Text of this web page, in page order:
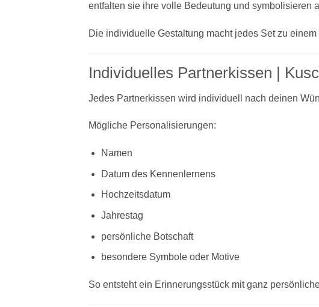
entfalten sie ihre volle Bedeutung und symbolisieren
Die individuelle Gestaltung macht jedes Set zu
Individuelles Partnerkissen |
Jedes Partnerkissen wird individuell nach deinen
Mögliche Personalisierungen:
Namen
Datum des Kennenlernens
Hochzeitsdatum
Jahrestag
persönliche Botschaft
besondere Symbole oder Motive
So entsteht ein Erinnerungsstück mit ganz